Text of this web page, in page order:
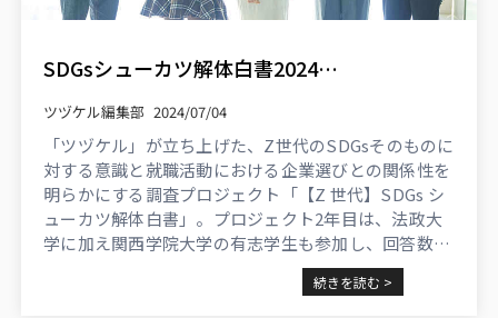
SDGsシューカツ解体白書2024調査結果発表！＜1129名回答＞うち国公立大、早慶上理など上位校大学生が75％を占める
ツヅケル編集部 2024/07/04
「ツヅケル」が立ち上げた、Z世代のSDGsそのものに
対する意識と就職活動における企業選びとの関係性を
明らかにする調査プロジェクト「【Z 世代】SDGs シ
ューカツ解体白書」。プロジェクト2年目は、法政大
学に加え関西学院大学の有志学生も参加し、回答数も
1,129名と昨年の約2倍のデータが集まりました。 ...
続きを読む >